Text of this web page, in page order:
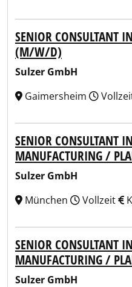
SENIOR CONSULTANT
(M/W/D)
Sulzer GmbH
Gaimersheim
SENIOR CONSULTANT
MANUFACTURING /
Sulzer GmbH
München
Vollzeit
SENIOR CONSULTANT
MANUFACTURING /
Sulzer GmbH